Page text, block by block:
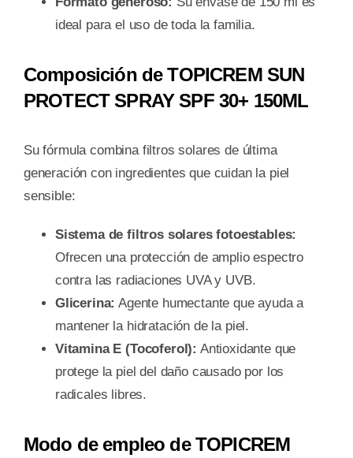
ideal para el uso de toda la familia.
Composición de TOPICREM SUN
PROTECT SPRAY SPF 30+ 150ML
Su fórmula combina filtros solares de última
generación con ingredientes que cuidan la piel
sensible:
Sistema de filtros solares fotoestables:
Ofrecen una protección de amplio espectro
contra las radiaciones UVA y UVB.
Glicerina: Agente humectante que ayuda a
mantener la hidratación de la piel.
Vitamina E (Tocoferol): Antioxidante que
protege la piel del daño causado por los
radicales libres.
Modo de empleo de TOPICREM